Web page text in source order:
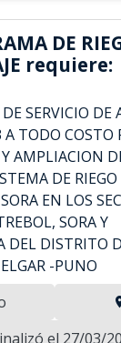
DE
requiere:
SERVICIO DE
TODO COSTO
AMPLIACION
DE
EN LOS
SORA Y
DEL DISTRITO
-PUNO
el 27/03/